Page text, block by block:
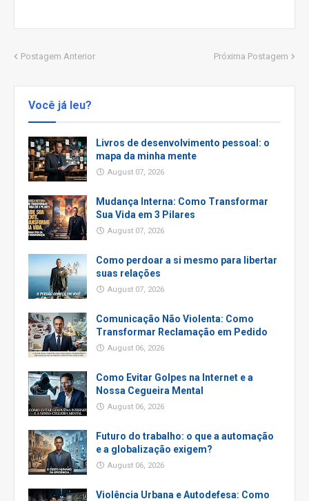
Postagem Anterior Próxima Postagem
Você já leu?
Livros de desenvolvimento pessoal: o
mapa da minha mente
August 07, 2026
Mudança Interna: Como Transformar
Sua Vida em 3 Pilares
August 07, 2026
Como perdoar a si mesmo para libertar
suas relações
August 07, 2026
Comunicação Não Violenta: Como
Transformar Reclamação em Pedido
August 06, 2026
Como Evitar Golpes na Internet e a
Nossa Cegueira Mental
August 06, 2026
Futuro do trabalho: o que a automação
e a globalização exigem?
August 06, 2026
Violência Urbana e Autodefesa: Como